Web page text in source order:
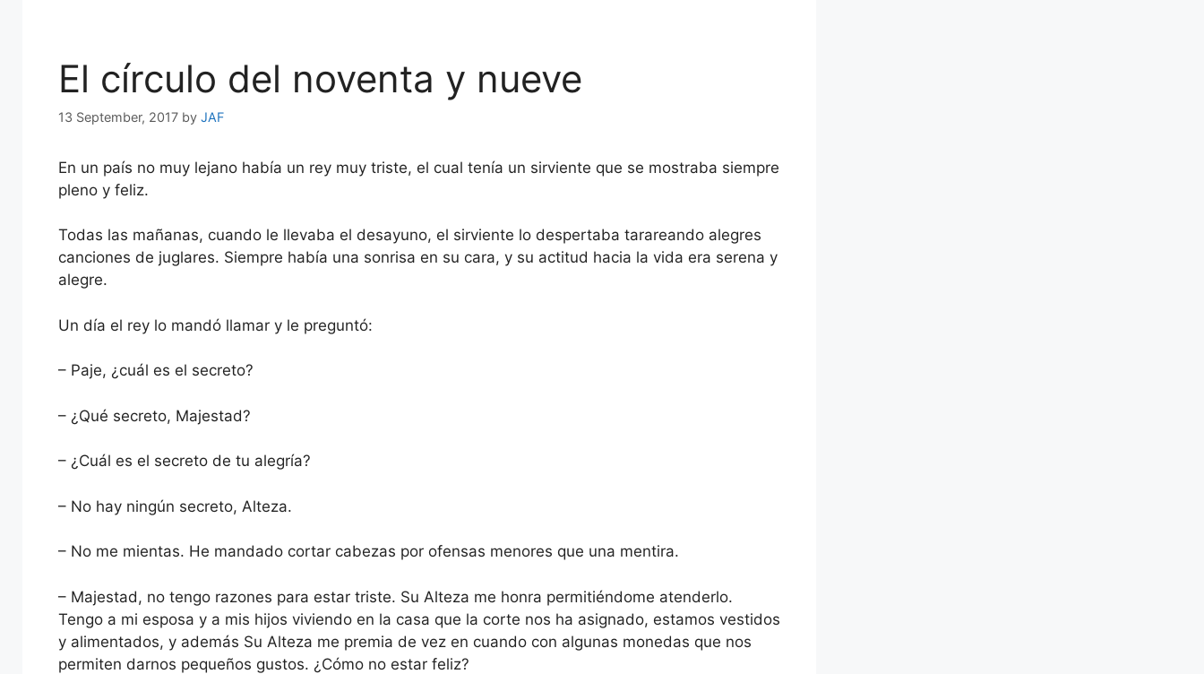
El círculo del noventa y nueve
13 September, 2017 by JAF
En un país no muy lejano había un rey muy triste, el cual tenía un sirviente que se mostraba siempre
pleno y feliz.
Todas las mañanas, cuando le llevaba el desayuno, el sirviente lo despertaba tarareando alegres
canciones de juglares. Siempre había una sonrisa en su cara, y su actitud hacia la vida era serena y
alegre.
Un día el rey lo mandó llamar y le preguntó:
– Paje, ¿cuál es el secreto?
– ¿Qué secreto, Majestad?
– ¿Cuál es el secreto de tu alegría?
– No hay ningún secreto, Alteza.
– No me mientas. He mandado cortar cabezas por ofensas menores que una mentira.
– Majestad, no tengo razones para estar triste. Su Alteza me honra permitiéndome atenderlo.
Tengo a mi esposa y a mis hijos viviendo en la casa que la corte nos ha asignado, estamos vestidos
y alimentados, y además Su Alteza me premia de vez en cuando con algunas monedas que nos
permiten darnos pequeños gustos. ¿Cómo no estar feliz?